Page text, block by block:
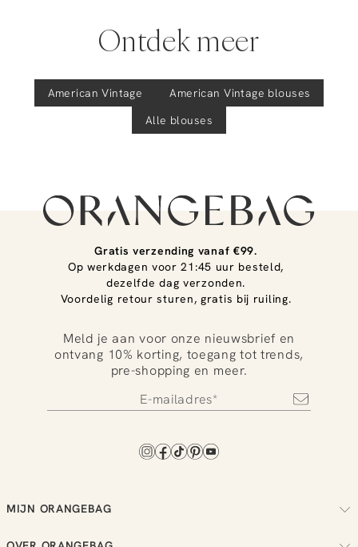
Ontdek meer
American Vintage American Vintage blouses
Alle blouses
Gratis verzending vanaf €99.
Op werkdagen voor 21:45 uur besteld,
dezelfde dag verzonden.
Voordelig retour sturen, gratis bij ruiling.
Meld je aan voor onze nieuwsbrief en
ontvang 10% korting, toegang tot trends,
pre-shopping en meer.
MIJN ORANGEBAG